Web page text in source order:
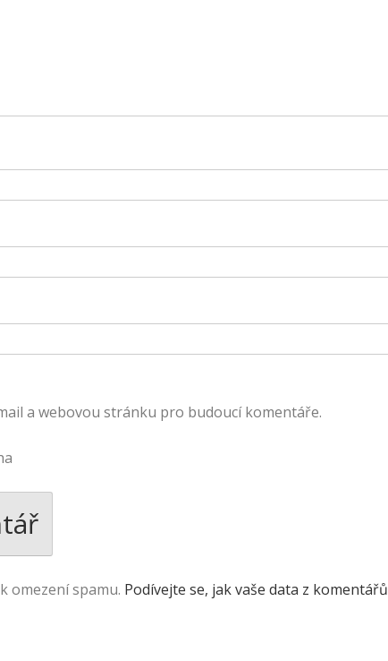
a webovou stránku pro budoucí komentáře.
omezení spamu. Podívejte se, jak vaše data z komentářů